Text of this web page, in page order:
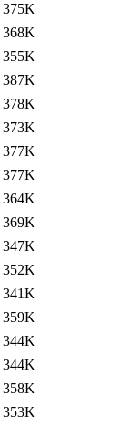
375K
368K
355K
387K
378K
373K
377K
377K
364K
369K
347K
352K
341K
359K
344K
344K
358K
353K